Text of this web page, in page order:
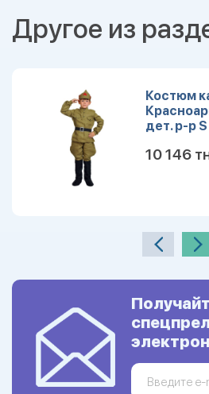
Другое из
Костюм
дет. р-р
10 146